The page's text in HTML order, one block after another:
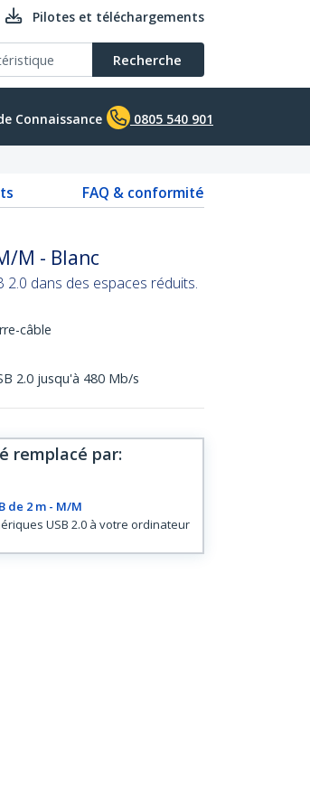
Pilotes et téléchargements
Recherche
Connaissance 0805 540 901
FAQ & conformité
M - Blanc
dans des espaces réduits.
câble
2.0 jusqu'à 480 Mb/s
remplacé par:
de 2 m - M/M
USB 2.0 à votre ordinateur